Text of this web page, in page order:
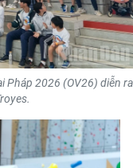
Pháp 2026 (OV26) diễn ra